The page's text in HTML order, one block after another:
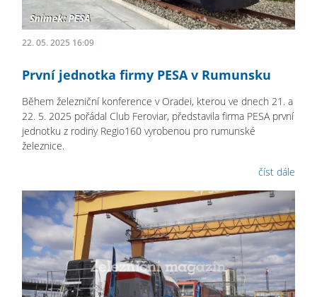
22. 05. 2025 16:09
První jednotka firmy PESA v Rumunsku
Během železniční konference v Oradei, kterou ve dnech 21. a
22. 5. 2025 pořádal Club Feroviar, představila firma PESA první
jednotku z rodiny Regio160 vyrobenou pro rumunské
železnice.
číst dále